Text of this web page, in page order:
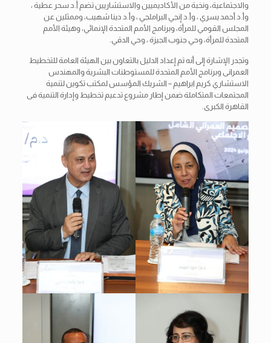
والاجتماعية، ونخبة من الأكاديميين والاستشاريين تضم أ.د سحر عطية ،
وأ.د أحمد يسري ، وأ.د إنجي البراملجي ، وأ.د دينا شهيب، وممثلين عن
المجلس القومي للمرأة، وبرنامج الأمم المتحدة الإنمائي، وهيئة الأمم
المتحدة للمرأة، وحي جنوب الجيزة ، وحي الدقي.
وتجدر الإشارة إلى أنه تم إعداد الدليل بالتعاون بين الهيئة العامة للتخطيط
العمرانى وبرنامج الأمم المتحدة للمستوطنات البشرية والمهندس
الاستشاري كريم ابراهيم – الشريك المؤسس لمكتب تكوين لتنمية
المجتمعات المتكاملة ضمن إطار مشروع تدعيم تخطيط وإدارة التنمية فى
القاهرة الكبرى.